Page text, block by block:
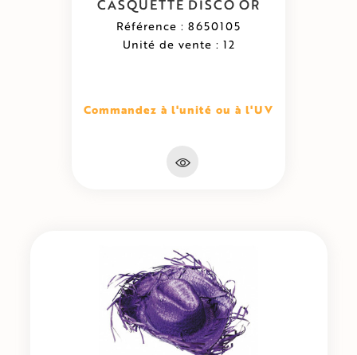
CASQUETTE DISCO OR
Référence : 8650105
Unité de vente : 12
Commandez à l'unité ou à l'UV